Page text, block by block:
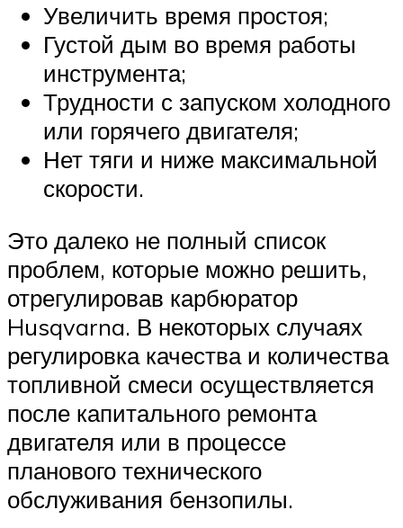
Увеличить время простоя;
Густой дым во время работы
инструмента;
Трудности с запуском холодного
или горячего двигателя;
Нет тяги и ниже максимальной
скорости.
Это далеко не полный список
проблем, которые можно решить,
отрегулировав карбюратор
Husqvarna. В некоторых случаях
регулировка качества и количества
топливной смеси осуществляется
после капитального ремонта
двигателя или в процессе
планового технического
обслуживания бензопилы.